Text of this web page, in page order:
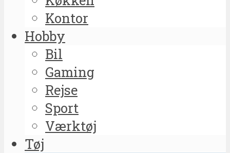
Kontor
Hobby
Bil
Gaming
Rejse
Sport
Værktøj
Tøj